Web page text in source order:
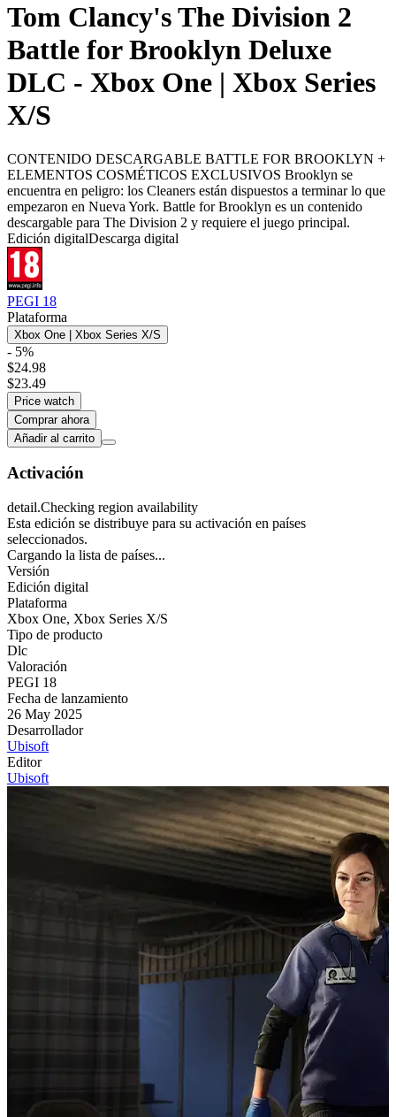
Tom Clancy's The Division 2
Battle for Brooklyn Deluxe
DLC - Xbox One | Xbox Series
X/S
CONTENIDO DESCARGABLE BATTLE FOR BROOKLYN +
ELEMENTOS COSMÉTICOS EXCLUSIVOS Brooklyn se
encuentra en peligro: los Cleaners están dispuestos a terminar lo que
empezaron en Nueva York. Battle for Brooklyn es un contenido
descargable para The Division 2 y requiere el juego principal.
Edición digitalDescarga digital
PEGI 18
Plataforma
Xbox One | Xbox Series X/S
- 5%
$24.98
$23.49
Price watch
Comprar ahora
Añadir al carrito
Activación
detail.Checking region availability
Esta edición se distribuye para su activación en países
seleccionados.
Cargando la lista de países...
Versión
Edición digital
Plataforma
Xbox One, Xbox Series X/S
Tipo de producto
Dlc
Valoración
PEGI 18
Fecha de lanzamiento
26 May 2025
Desarrollador
Ubisoft
Editor
Ubisoft